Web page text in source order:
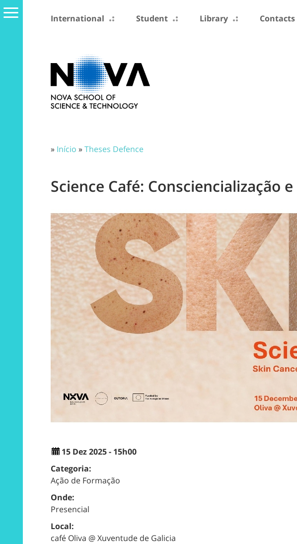
International Student Library Contacts
» Início »Theses Defence
Science Café: Consciencialização
15 Dez 2025 - 15h00
Categoria:
Ação de Formação
Onde:
Presencial
Local:
café Oliva @ Xuventude de Galicia